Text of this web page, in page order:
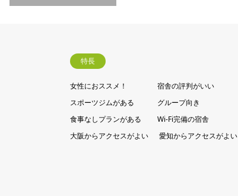
特長
女性におススメ！ 宿舎の評判がいい
スポーツジムがある
グループ向き
食事なしプランがある
Wi-Fi完備の宿舎
大阪からアクセスがよい
愛知からアクセスがよい